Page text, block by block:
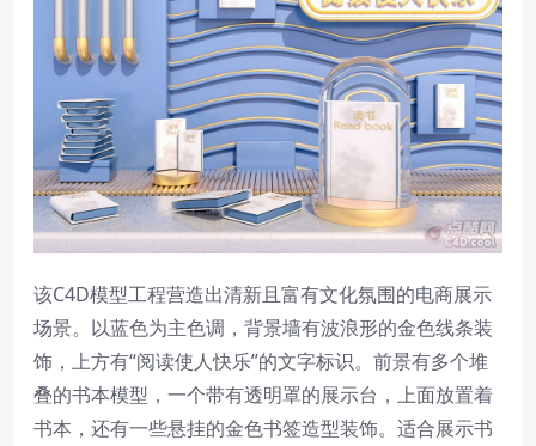
该C4D模型工程营造出清新且富有文化氛围的电商展示
场景。以蓝色为主色调，背景墙有波浪形的金色线条装
饰，上方有“阅读使人快乐”的文字标识。前景有多个堆
叠的书本模型，一个带有透明罩的展示台，上面放置着
书本，还有一些悬挂的金色书签造型装饰。适合展示书